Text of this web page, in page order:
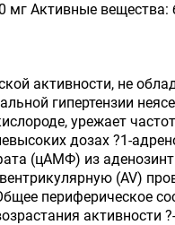
мг Активные
активности, не
гипертензии
урежает
дозах ?1-
(цАМФ) из
(AV)
периферическое
активности